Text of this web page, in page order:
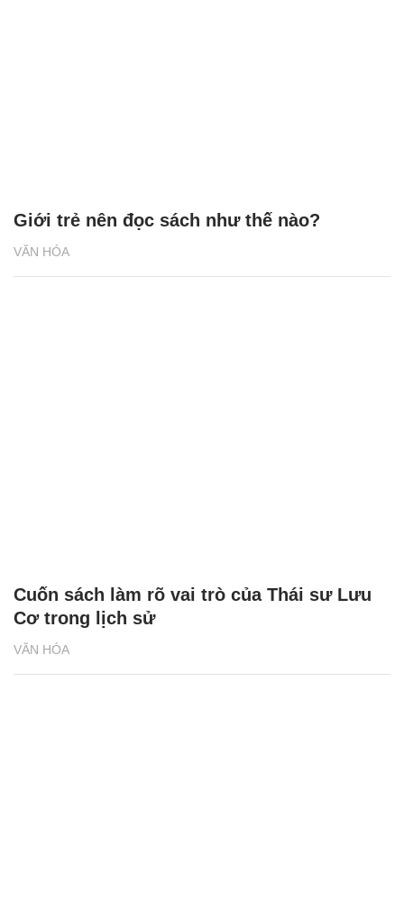
VĂN HÓA
Giới trẻ nên đọc sách như thế nào?
VĂN HÓA
Cuốn sách làm rõ vai trò của Thái sư Lưu
Cơ trong lịch sử